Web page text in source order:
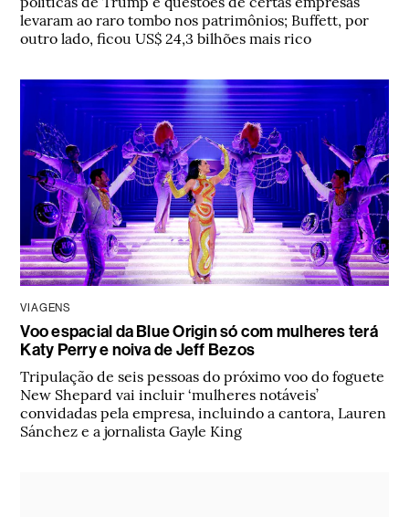
levaram ao raro tombo nos patrimônios; Buffett, por
outro lado, ficou US$ 24,3 bilhões mais rico
VIAGENS
Voo espacial da Blue Origin só com mulheres terá
Katy Perry e noiva de Jeff Bezos
Tripulação de seis pessoas do próximo voo do foguete
New Shepard vai incluir ‘mulheres notáveis’
convidadas pela empresa, incluindo a cantora, Lauren
Sánchez e a jornalista Gayle King